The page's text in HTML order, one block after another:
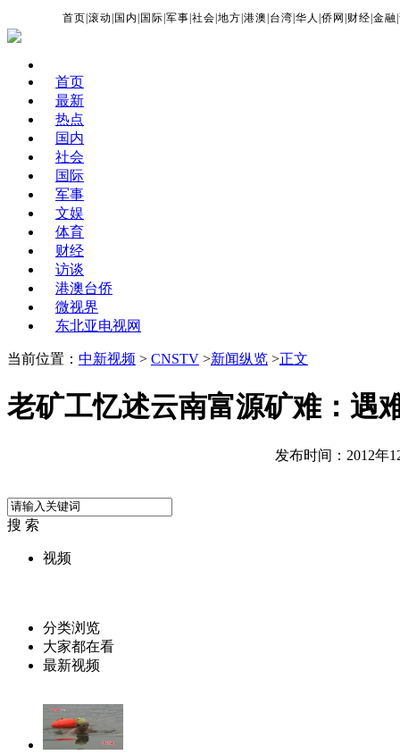
首页 |滚动 国内 国际 |军事 |社会 |地方 |港澳 台湾 |华人 |侨网 财经 |金融 |
首页
最新
热点
国内
社会
国际
军事
文娱
体育
财经
访谈
港澳台侨
微视界
东北亚电视网
当前位置： 中新视频 > CNSTV >新闻纵览 >正文
老矿工忆述云南富源矿难：遇
发布时间：2012年
搜 索
视频
分类浏览
大家都在看
最新视频